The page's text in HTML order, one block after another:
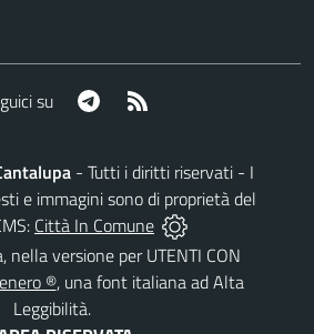
su Telegram
- Tutti i diritti riservati - I
e immagini sono di proprietà del
Città In Comune
nella versione per UTENTI CON
®, una font italiana ad Alta
Leggibilità.